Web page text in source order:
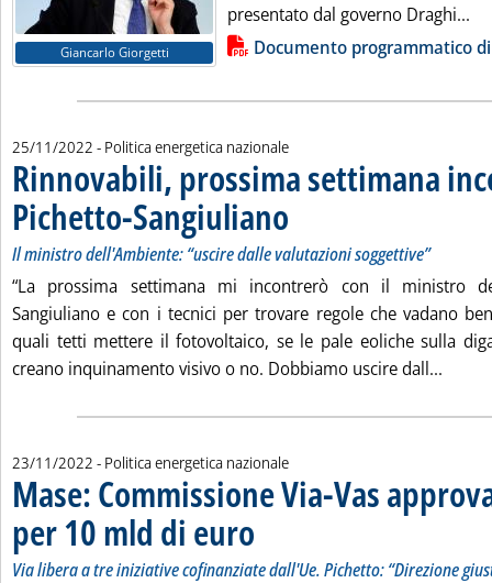
Giancarlo Giorgetti
presentato dal governo Draghi...
Lista allegati PDF alla notiziaDocumento programmatico
25/11/2022 - Politica energetica nazionale
Rinnovabili, prossima settimana
Pichetto-Sangiuliano
Il ministro dell'Ambiente: “uscire dalle valutazioni soggettive”
“La prossima settimana mi incontrerò con il ministro
Sangiuliano e con i tecnici per trovare regole che vadano
quali tetti mettere il fotovoltaico, se le pale eoliche sulla
creano inquinamento visivo o no. Dobbiamo uscire dall...
23/11/2022 - Politica energetica nazionale
Mase: Commissione Via-Vas
per 10 mld di euro . Sottotitolo: Via libera a tre iniziative
. Pubblicata mercoledì 23 novembre 2022
Via libera a tre iniziative cofinanziate dall'Ue. Pichetto: “Direzione